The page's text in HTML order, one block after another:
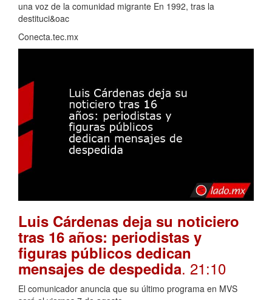
una voz de la comunidad migrante En 1992, tras la
destituci&oac
Conecta.tec.mx
Luis Cárdenas deja su noticiero
tras 16 años: periodistas y
figuras públicos dedican
mensajes de despedida. 21:10
El comunicador anuncia que su último programa en MVS